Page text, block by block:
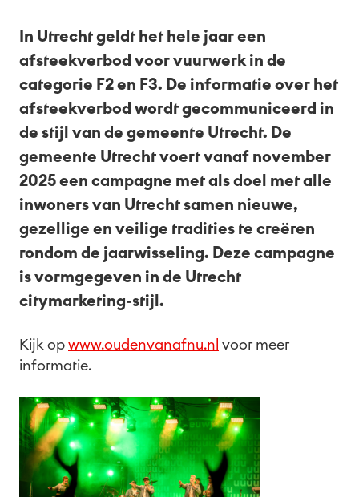
In Utrecht geldt het hele jaar een
afsteekverbod voor vuurwerk in de
categorie F2 en F3. De informatie over het
afsteekverbod wordt gecommuniceerd in
de stijl van de gemeente Utrecht. De
gemeente Utrecht voert vanaf november
2025 een campagne met als doel met alle
inwoners van Utrecht samen nieuwe,
gezellige en veilige tradities te creëren
rondom de jaarwisseling. Deze campagne
is vormgegeven in de Utrecht
citymarketing-stijl.
Kijk op www.oudenvanafnu.nl voor meer
informatie.